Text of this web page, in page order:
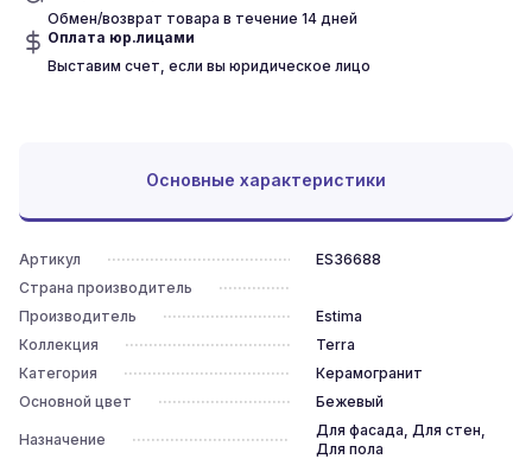
Обмен/возврат товара в течение 14 дней
Оплата юр.лицами
Выставим счет, если вы юридическое лицо
Основные характеристики
Артикул
ES36688
Страна производитель
Производитель
Estima
Коллекция
Terra
Категория
Керамогранит
Основной цвет
Бежевый
Назначение
Для фасада, Для стен,
Для пола